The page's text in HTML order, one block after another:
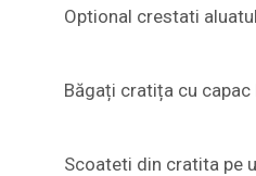
Optional crestati
Băgați cratița cu
Scoateti din cratita pe